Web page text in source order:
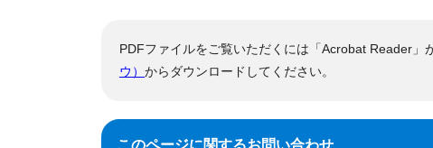
PDFファイルをご覧いただくには「Acrobat Reader」
ウ） からダウンロードしてください。
このページに関するお問い合わせ